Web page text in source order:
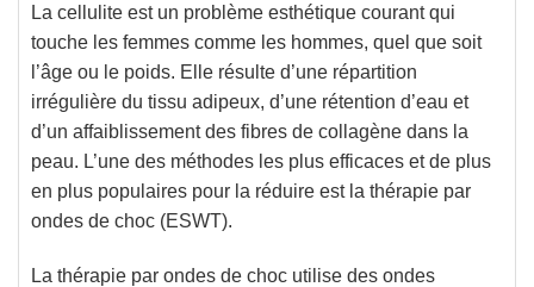
La cellulite est un problème esthétique courant qui
touche les femmes comme les hommes, quel que soit
l’âge ou le poids. Elle résulte d’une répartition
irrégulière du tissu adipeux, d’une rétention d’eau et
d’un affaiblissement des fibres de collagène dans la
peau. L’une des méthodes les plus efficaces et de plus
en plus populaires pour la réduire est la thérapie par
ondes de choc (ESWT).
La thérapie par ondes de choc utilise des ondes